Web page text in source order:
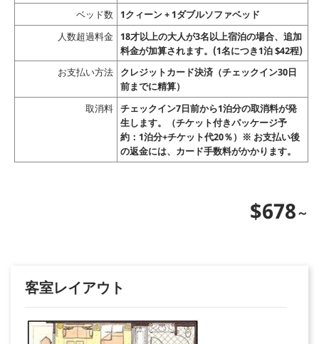
ベッド数 1クィーン + 1ダブルソファベッド
人数超過料金 18才以上の大人が3名以上宿泊の場合、追加
料金が加算されます。(1名につき1泊 $42程)
お支払い方法
クレジットカード決済（チェックイン30日
前までに精算）
取消料 チェックイン7日前から1泊分の取消料が発
生します。（チケット付きパッケージ予
約：1泊分+チケット代20％）※ お支払い後
の返金には、カード手数料がかかります。
$678
客室レイアウト